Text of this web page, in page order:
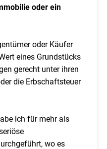
oder ein
oder Käufer
eines Grundstücks
gerecht unter ihren
die Erbschaftsteuer
ich für mehr als
wo es